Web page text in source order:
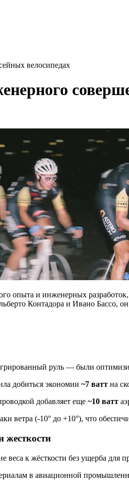
велосипедах
опыта и инженерных
Контадора и Ивано Бассо,
руль — были
добиться экономии ~7 ватт на
добавляет еще ~10 ватт
ветра (-10° до +10°), что
жесткости
к жёсткости без ущерба для
в авиационной